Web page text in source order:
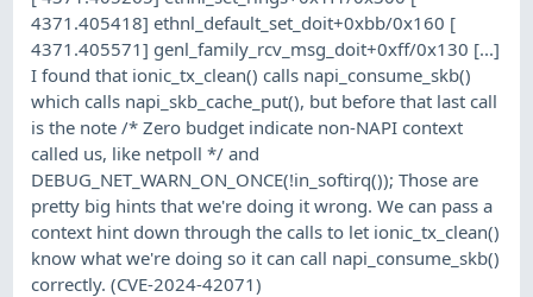
4371.405418] ethnl_default_set_doit+0xbb/0x160 [
4371.405571] genl_family_rcv_msg_doit+0xff/0x130 [...]
I found that ionic_tx_clean() calls napi_consume_skb()
which calls napi_skb_cache_put(), but before that last call
is the note /* Zero budget indicate non-NAPI context
called us, like netpoll */ and
DEBUG_NET_WARN_ON_ONCE(!in_softirq()); Those are
pretty big hints that we're doing it wrong. We can pass a
context hint down through the calls to let ionic_tx_clean()
know what we're doing so it can call napi_consume_skb()
correctly. (CVE-2024-42071)